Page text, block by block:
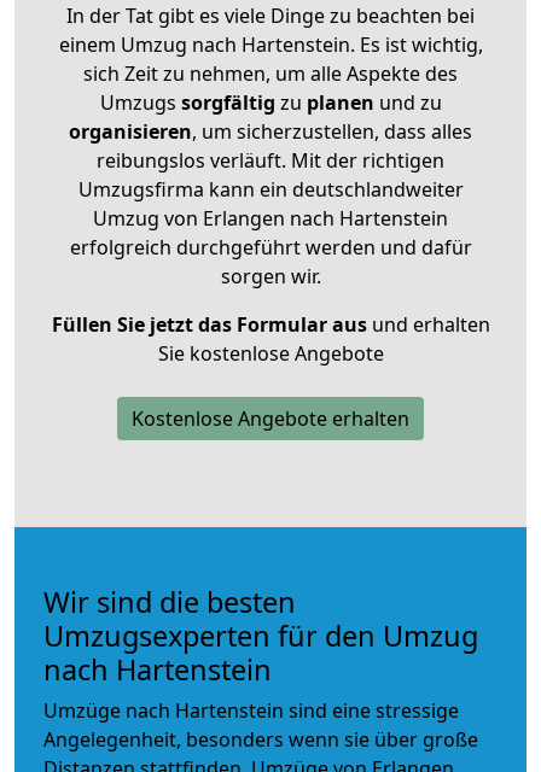
In der Tat gibt es viele Dinge zu beachten bei
einem Umzug nach Hartenstein. Es ist wichtig,
sich Zeit zu nehmen, um alle Aspekte des
Umzugs sorgfältig zu planen und zu
organisieren, um sicherzustellen, dass alles
reibungslos verläuft. Mit der richtigen
Umzugsfirma kann ein deutschlandweiter
Umzug von Erlangen nach Hartenstein
erfolgreich durchgeführt werden und dafür
sorgen wir.
Füllen Sie jetzt das Formular ausund erhalten
Sie kostenlose Angebote
Kostenlose Angebote erhalten
Wir sind die besten
Umzugsexperten für den Umzug
nach Hartenstein
Umzüge nach Hartenstein sind eine stressige
Angelegenheit, besonders wenn sie über große